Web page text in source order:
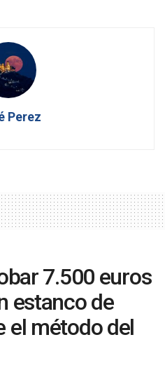
Perez
7.500 euros
estanco de
el método del